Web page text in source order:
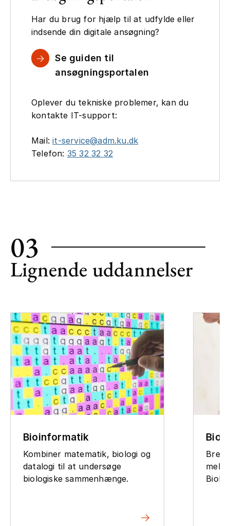
Har du brug for hjælp til at udfylde eller
indsende din digitale ansøgning?
Se guiden til
ansøgningsportalen
Oplever du tekniske problemer, kan du
kontakte IT-support:
Mail:it-service@adm.ku.dk
Telefon: 35 32 32 32
03
Lignende uddannelser
Bioinformatik
Kombiner matematik, biologi og
datalogi til at undersøge
biologiske sammenhænge.